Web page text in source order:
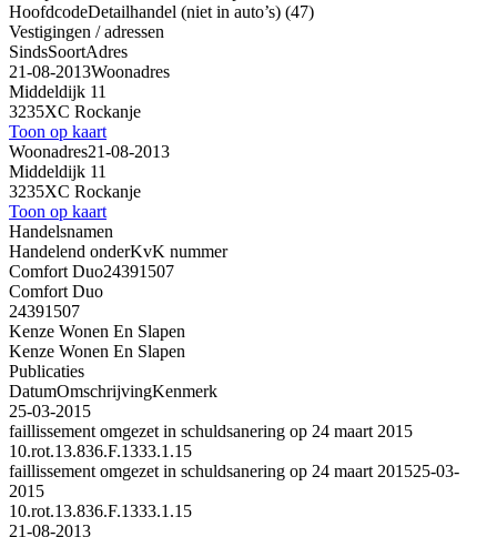
HoofdcodeDetailhandel (niet in auto’s) (47)
Vestigingen / adressen
SindsSoortAdres
21-08-2013Woonadres
Middeldijk 11
3235XC Rockanje
Toon op kaart
Woonadres21-08-2013
Middeldijk 11
3235XC Rockanje
Toon op kaart
Handelsnamen
Handelend onderKvK nummer
Comfort Duo24391507
Comfort Duo
24391507
Kenze Wonen En Slapen
Kenze Wonen En Slapen
Publicaties
DatumOmschrijvingKenmerk
25-03-2015
faillissement omgezet in schuldsanering op 24 maart 2015
10.rot.13.836.F.1333.1.15
faillissement omgezet in schuldsanering op 24 maart 201525-03-
2015
10.rot.13.836.F.1333.1.15
21-08-2013